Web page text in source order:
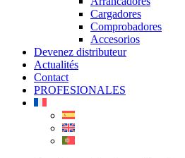
Cargadores
Comprobadores
Accesorios
Devenez distributeur
Actualités
Contact
PROFESIONALES